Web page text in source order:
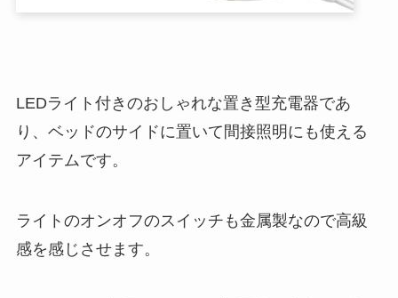
LEDライト付きのおしゃれな置き型充電器であ
り、ベッドのサイドに置いて間接照明にも使える
アイテムです。
ライトのオンオフのスイッチも金属製なので高級
感を感じさせます。